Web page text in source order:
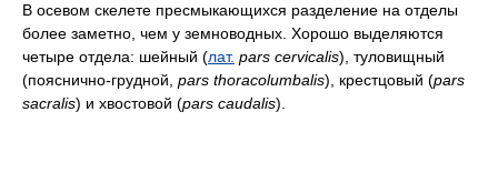
В осевом скелете пресмыкающихся разделение на отделы
более заметно, чем у земноводных. Хорошо выделяются
четыре отдела: шейный (лат. pars cervicalis), туловищный
(пояснично-грудной, pars thoracolumbalis), крестцовый (pars
sacralis) и хвостовой (pars caudalis).